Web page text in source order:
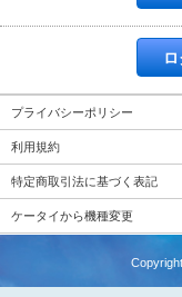
ロ
プライバシーポリシー
利用規約
特定商取引法に基づく表記
ケータイから機種変更